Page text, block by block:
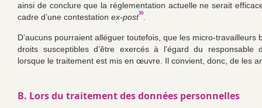
ainsi de conclure que la réglementation actuelle ne serait
cadre d’une contestation ex-post30
D’aucuns pourraient alléguer toutefois, que les micro-travailleurs
droits susceptibles d’être exercés à l’égard du responsable
lorsque le traitement est mis en œuvre. Il convient, donc, de les
B. Lors du traitement des données personnelles